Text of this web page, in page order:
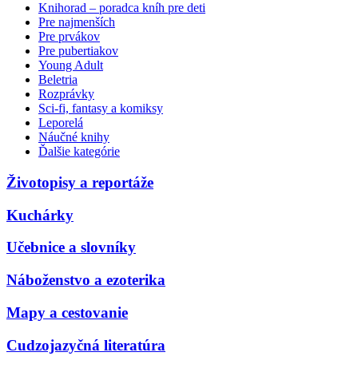
Knihorad – poradca kníh pre deti
Pre najmenších
Pre prvákov
Pre pubertiakov
Young Adult
Beletria
Rozprávky
Sci-fi, fantasy a komiksy
Leporelá
Náučné knihy
Ďalšie kategórie
Životopisy a reportáže
Kuchárky
Učebnice a slovníky
Náboženstvo a ezoterika
Mapy a cestovanie
Cudzojazyčná literatúra